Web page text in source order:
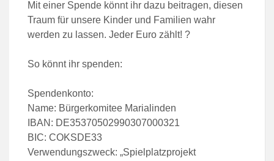
Mit einer Spende könnt ihr dazu beitragen, diesen
Traum für unsere Kinder und Familien wahr
werden zu lassen. Jeder Euro zählt! ?
So könnt ihr spenden:
Spendenkonto:
Name: Bürgerkomitee Marialinden
IBAN: DE35370502990307000321
BIC: COKSDE33
Verwendungszweck: „Spielplatzprojekt